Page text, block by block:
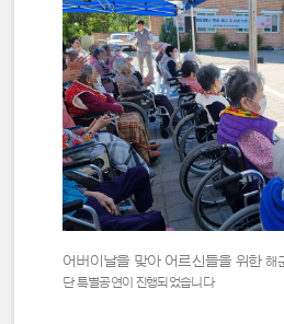
어버이날을 맞아 어르신들을 위한해
단특별공연이 진행되었습니다